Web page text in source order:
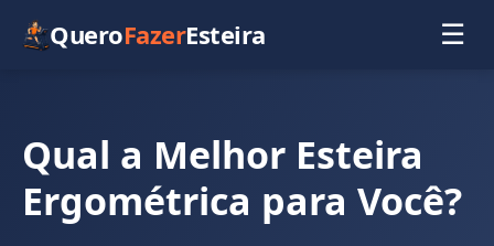
QueroFazerEsteira ☰
Qual a Melhor Esteira
Ergométrica para Você?